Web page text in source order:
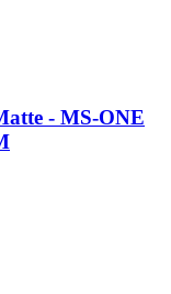
- MS-ONE